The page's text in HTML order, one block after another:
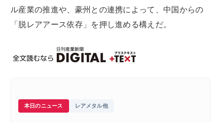
ル産業の推進や、豪州との連携によって、中国からの
「脱レアアース依存」を押し進める構えだ。
本日のニュース レアメタル他